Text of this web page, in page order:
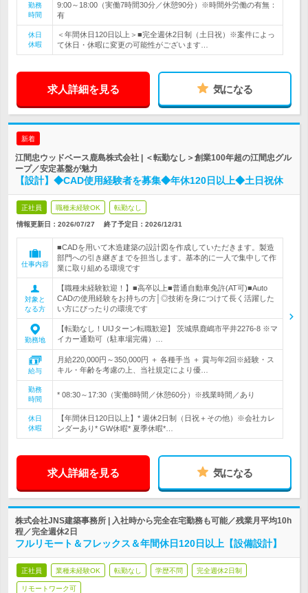
勤務
時間
9:00～18:00（実働7時間30分／休憩90分）※時間外労働の有無：
有
休日
休暇
＜年間休日120日以上＞■完全週休2日制（土日祝）※案件によっ
て休日・休暇に変更の可能性がございます…
求人詳細を見る 気になる
新着
江間忠ウッドベース鹿島株式会社 | ＜転勤なし＞創業100年超の江間忠グル
ープ／安定基盤が魅力
【設計】◆CAD使用経験者を募集◆年休120日以上◆土日祝休
正社員 職種未経験OK 転勤なし
情報更新日：2026/07/27 終了予定日： 2026/12/31
仕事内容
■CADを用いて木造建築の設計図を作成していただきます。製造
部門への引き継ぎまでを担当します。基本的に一人で集中して作
業に取り組める環境です
対象と
なる方
【職種未経験歓迎！】■高卒以上■普通自動車免許(AT可)■Auto
CADの使用経験をお持ちの方│◎技術を身につけて長く活躍した
い方にぴったりの環境です
勤務地
【転勤なし！UIJターン転職歓迎】 茨城県鹿嶋市平井2276-8 ※マ
イカー通勤可（駐車場完備）…
給与
月給220,000円～350,000円 ＋ 各種手当 ＋ 賞与年2回※経験・ス
キル・年齢を考慮の上、当社規定により優…
勤務
時間
* 08:30～17:30（実働8時間／休憩60分）※残業時間／あり
休日
休暇
【年間休日120日以上】* 週休2日制（日祝＋その他）※会社カレ
ンダーあり* GW休暇* 夏季休暇*…
求人詳細を見る 気になる
株式会社JNS建築事務所 | 入社時から完全在宅勤務も可能／残業月平均10h
程／完全週休2日
フルリモート＆フレックス＆年間休日120日以上【設備設計】
正社員 業種未経験OK 転勤なし 学歴不問 完全週休2日制
リモートワーク可